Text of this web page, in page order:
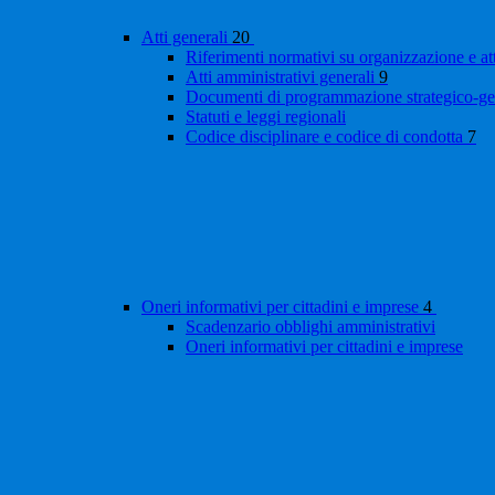
Atti generali 20
Riferimenti normativi su organizzazione e
Atti amministrativi generali 9
Documenti di programmazione strategico-
Statuti e leggi regionali
Codice disciplinare e codice di condotta 7
Oneri informativi per cittadini e imprese 4
Scadenzario obblighi amministrativi
Oneri informativi per cittadini e imprese